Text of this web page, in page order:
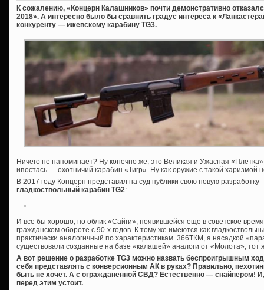
К сожалению, «Концерн Калашников» почти демонстративно
2018». А интересно было бы сравнить градус интереса к
конкуренту — ижевскому карабину TG3.
Ничего не напоминает? Ну конечно же, это Великая и Ужасная
ипостась — охотничий карабин «Тигр». Ну как оружие с такой харизмой
В 2017 году Концерн представил на суд публики свою новую
гладкоствольный карабин TG2:
И все бы хорошо, но облик «Сайги», появившейся еще в советское
гражданском обороте с 90-х годов. К тому же имеются как
практически аналогичный по характеристикам .366ТКМ, а насадкой
существовали созданные на базе «калашей» аналоги от «Молота»,
А вот решение о разработке TG3 можно назвать беспроигрышным
себя представлять с конверсионным АК в руках? Правильно,
быть не хочет. А с огражданенной СВД? Естественно — снайпером! И,
перед этим устоит.